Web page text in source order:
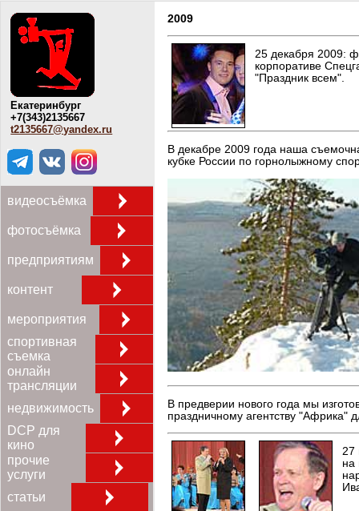
Екатеринбург
+7(343)2135667
t2135667@yandex.ru
видеосъёмка
фотосъёмка
предприятиям
контент
мероприятия
спортивная
съемка
онлайн
трансляции
недвижимость
DCP для
кино
прочие
услуги
статьи
2009
25 декабря 2009:
корпоративе
"Праздник всем".
В декабре 2009 года наша
кубке России по горнолыжному
В предверии нового года мы
праздничному агентству "Африка"
27
на